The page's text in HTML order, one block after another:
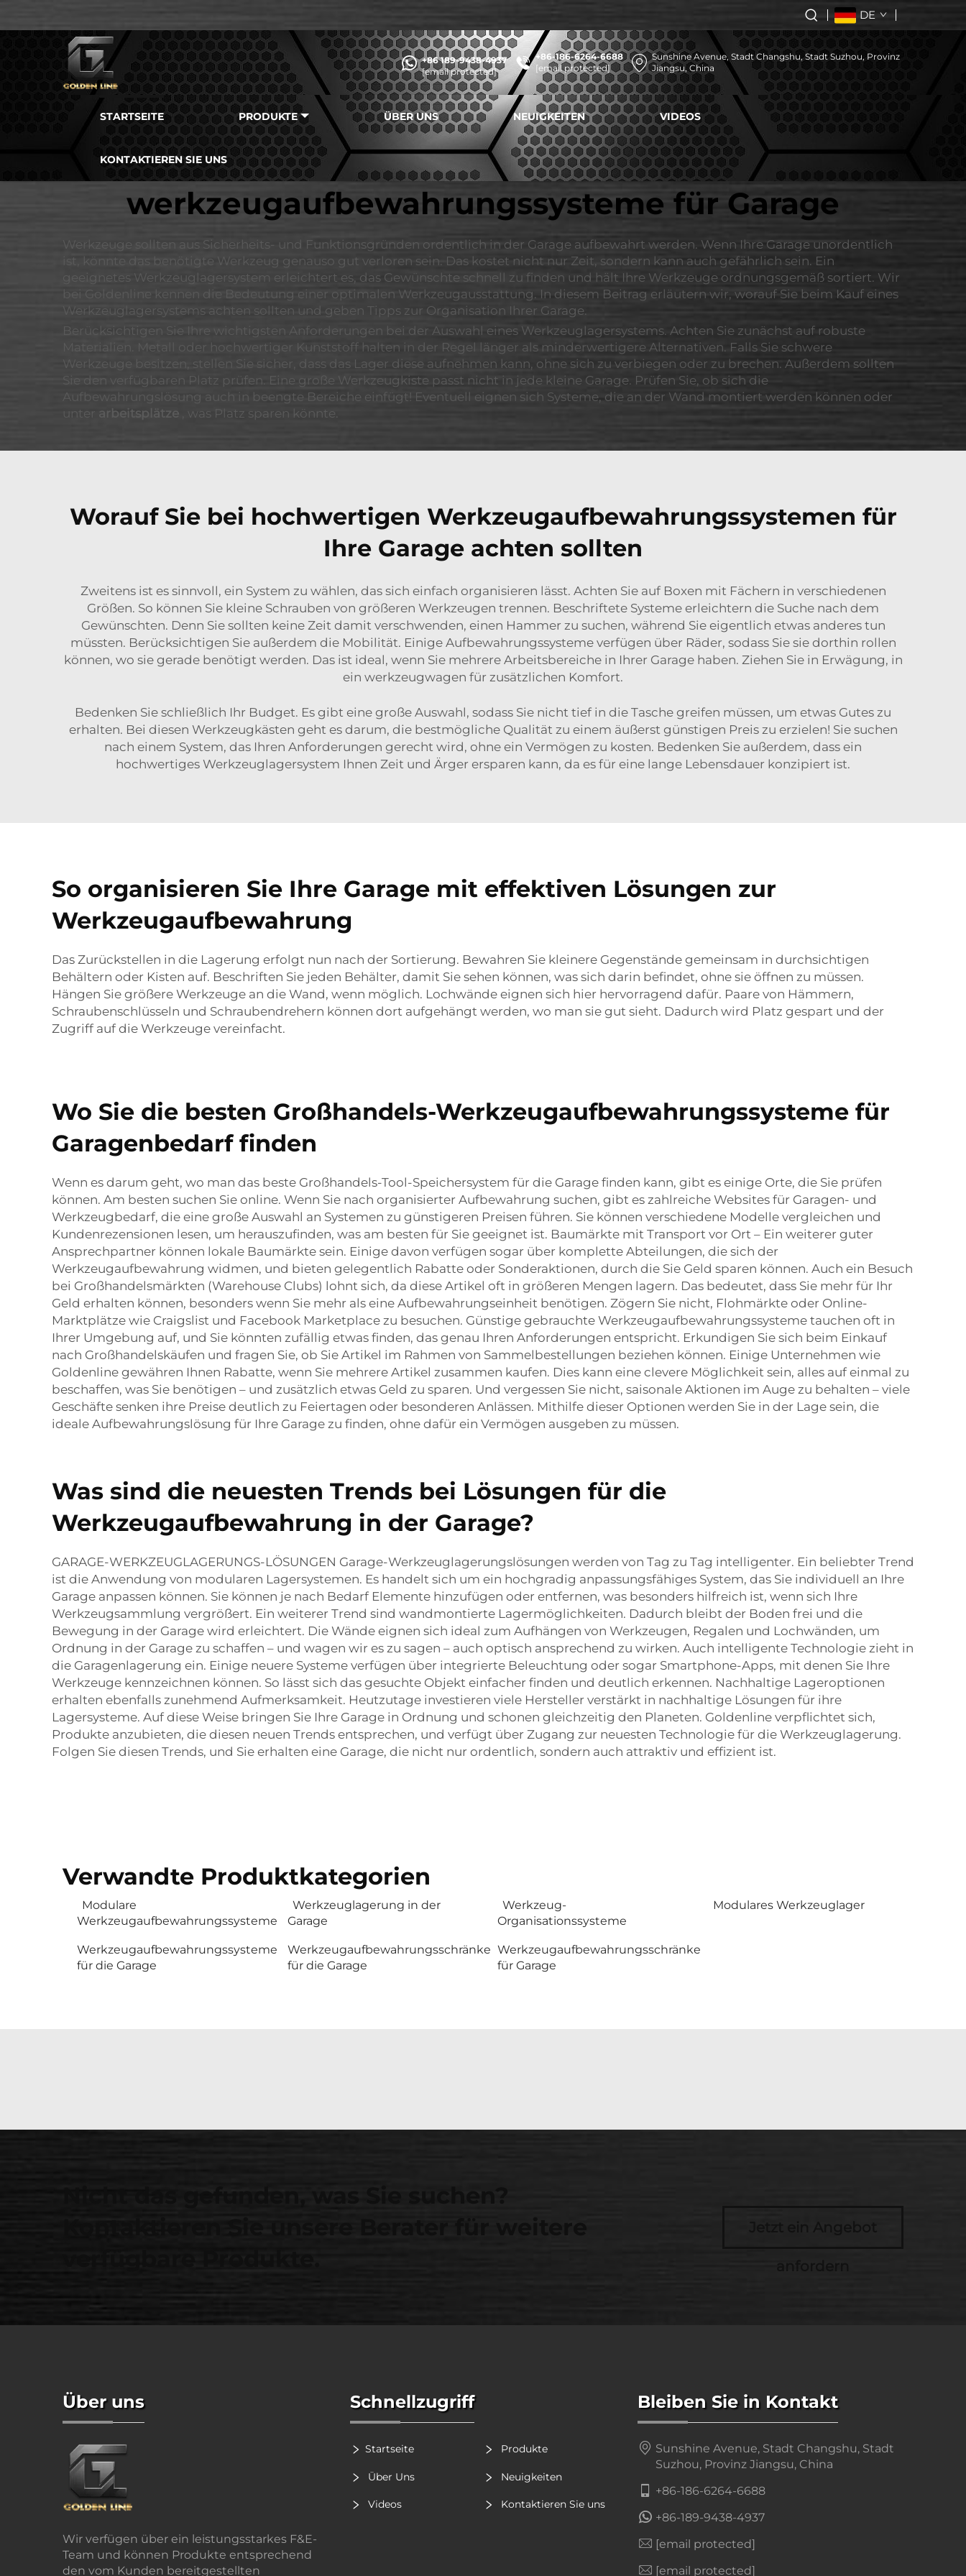
DE
+86 189-9438-4937
[email protected]
+86-186-6264-6688
[email protected]
Sunshine Avenue, Stadt Changshu, Stadt Suzhou, Provinz
Jiangsu, China
STARTSEITE PRODUKTE ÜBER UNS NEUIGKEITEN VIDEOS
KONTAKTIEREN SIE UNS
werkzeugaufbewahrungssysteme für Garage
Werkzeuge sollten aus Sicherheits- und Funktionsgründen ordentlich in der Garage aufbewahrt werden. Wenn Ihre Garage unordentlich
ist, könnte das benötigte Werkzeug genauso gut verloren sein. Das kostet nicht nur Zeit, sondern kann auch gefährlich sein. Ein
geeignetes Werkzeuglagersystem erleichtert es, das Gewünschte schnell zu finden und hält Ihre Werkzeuge ordnungsgemäß sortiert. Wir
bei Goldenline kennen die Bedeutung einer optimalen Werkzeugausstattung. In diesem Beitrag erläutern wir, worauf Sie beim Kauf eines
Werkzeuglagersystems achten sollten und geben Tipps zur Organisation Ihrer Garage.
Berücksichtigen Sie Ihre wichtigsten Anforderungen bei der Auswahl eines Werkzeuglagersystems. Achten Sie zunächst auf robuste
Materialien. Metall oder hochwertiger Kunststoff halten in der Regel länger als minderwertigere Alternativen. Falls Sie schwere
Werkzeuge besitzen, stellen Sie sicher, dass das Lager diese aufnehmen kann, ohne sich zu verbiegen oder zu brechen. Außerdem sollten
Sie den verfügbaren Platz prüfen. Eine große Werkzeugkiste passt nicht in jede kleine Garage. Prüfen Sie, ob sich die
Aufbewahrungslösung auch in beengte Bereiche einfügt! Eventuell eignen sich Systeme, die an der Wand montiert werden können oder
unter arbeitsplätze , was Platz sparen könnte.
Worauf Sie bei hochwertigen Werkzeugaufbewahrungssystemen für
Ihre Garage achten sollten
Zweitens ist es sinnvoll, ein System zu wählen, das sich einfach organisieren lässt. Achten Sie auf Boxen mit Fächern in verschiedenen
Größen. So können Sie kleine Schrauben von größeren Werkzeugen trennen. Beschriftete Systeme erleichtern die Suche nach dem
Gewünschten. Denn Sie sollten keine Zeit damit verschwenden, einen Hammer zu suchen, während Sie eigentlich etwas anderes tun
müssten. Berücksichtigen Sie außerdem die Mobilität. Einige Aufbewahrungssysteme verfügen über Räder, sodass Sie sie dorthin rollen
können, wo sie gerade benötigt werden. Das ist ideal, wenn Sie mehrere Arbeitsbereiche in Ihrer Garage haben. Ziehen Sie in Erwägung, in
ein werkzeugwagen für zusätzlichen Komfort.
Bedenken Sie schließlich Ihr Budget. Es gibt eine große Auswahl, sodass Sie nicht tief in die Tasche greifen müssen, um etwas Gutes zu
erhalten. Bei diesen Werkzeugkästen geht es darum, die bestmögliche Qualität zu einem äußerst günstigen Preis zu erzielen! Sie suchen
nach einem System, das Ihren Anforderungen gerecht wird, ohne ein Vermögen zu kosten. Bedenken Sie außerdem, dass ein
hochwertiges Werkzeuglagersystem Ihnen Zeit und Ärger ersparen kann, da es für eine lange Lebensdauer konzipiert ist.
So organisieren Sie Ihre Garage mit effektiven Lösungen zur
Werkzeugaufbewahrung
Das Zurückstellen in die Lagerung erfolgt nun nach der Sortierung. Bewahren Sie kleinere Gegenstände gemeinsam in durchsichtigen
Behältern oder Kisten auf. Beschriften Sie jeden Behälter, damit Sie sehen können, was sich darin befindet, ohne sie öffnen zu müssen.
Hängen Sie größere Werkzeuge an die Wand, wenn möglich. Lochwände eignen sich hier hervorragend dafür. Paare von Hämmern,
Schraubenschlüsseln und Schraubendrehern können dort aufgehängt werden, wo man sie gut sieht. Dadurch wird Platz gespart und der
Zugriff auf die Werkzeuge vereinfacht.
Wo Sie die besten Großhandels-Werkzeugaufbewahrungssysteme für
Garagenbedarf finden
Wenn es darum geht, wo man das beste Großhandels-Tool-Speichersystem für die Garage finden kann, gibt es einige Orte, die Sie prüfen
können. Am besten suchen Sie online. Wenn Sie nach organisierter Aufbewahrung suchen, gibt es zahlreiche Websites für Garagen- und
Werkzeugbedarf, die eine große Auswahl an Systemen zu günstigeren Preisen führen. Sie können verschiedene Modelle vergleichen und
Kundenrezensionen lesen, um herauszufinden, was am besten für Sie geeignet ist. Baumärkte mit Transport vor Ort – Ein weiterer guter
Ansprechpartner können lokale Baumärkte sein. Einige davon verfügen sogar über komplette Abteilungen, die sich der
Werkzeugaufbewahrung widmen, und bieten gelegentlich Rabatte oder Sonderaktionen, durch die Sie Geld sparen können. Auch ein Besuch
bei Großhandelsmärkten (Warehouse Clubs) lohnt sich, da diese Artikel oft in größeren Mengen lagern. Das bedeutet, dass Sie mehr für Ihr
Geld erhalten können, besonders wenn Sie mehr als eine Aufbewahrungseinheit benötigen. Zögern Sie nicht, Flohmärkte oder Online-
Marktplätze wie Craigslist und Facebook Marketplace zu besuchen. Günstige gebrauchte Werkzeugaufbewahrungssysteme tauchen oft in
Ihrer Umgebung auf, und Sie könnten zufällig etwas finden, das genau Ihren Anforderungen entspricht. Erkundigen Sie sich beim Einkauf
nach Großhandelskäufen und fragen Sie, ob Sie Artikel im Rahmen von Sammelbestellungen beziehen können. Einige Unternehmen wie
Goldenline gewähren Ihnen Rabatte, wenn Sie mehrere Artikel zusammen kaufen. Dies kann eine clevere Möglichkeit sein, alles auf einmal zu
beschaffen, was Sie benötigen – und zusätzlich etwas Geld zu sparen. Und vergessen Sie nicht, saisonale Aktionen im Auge zu behalten – viele
Geschäfte senken ihre Preise deutlich zu Feiertagen oder besonderen Anlässen. Mithilfe dieser Optionen werden Sie in der Lage sein, die
ideale Aufbewahrungslösung für Ihre Garage zu finden, ohne dafür ein Vermögen ausgeben zu müssen.
Was sind die neuesten Trends bei Lösungen für die
Werkzeugaufbewahrung in der Garage?
GARAGE-WERKZEUGLAGERUNGS-LÖSUNGEN Garage-Werkzeuglagerungslösungen werden von Tag zu Tag intelligenter. Ein beliebter Trend
ist die Anwendung von modularen Lagersystemen. Es handelt sich um ein hochgradig anpassungsfähiges System, das Sie individuell an Ihre
Garage anpassen können. Sie können je nach Bedarf Elemente hinzufügen oder entfernen, was besonders hilfreich ist, wenn sich Ihre
Werkzeugsammlung vergrößert. Ein weiterer Trend sind wandmontierte Lagermöglichkeiten. Dadurch bleibt der Boden frei und die
Bewegung in der Garage wird erleichtert. Die Wände eignen sich ideal zum Aufhängen von Werkzeugen, Regalen und Lochwänden, um
Ordnung in der Garage zu schaffen – und wagen wir es zu sagen – auch optisch ansprechend zu wirken. Auch intelligente Technologie zieht in
die Garagenlagerung ein. Einige neuere Systeme verfügen über integrierte Beleuchtung oder sogar Smartphone-Apps, mit denen Sie Ihre
Werkzeuge kennzeichnen können. So lässt sich das gesuchte Objekt einfacher finden und deutlich erkennen. Nachhaltige Lageroptionen
erhalten ebenfalls zunehmend Aufmerksamkeit. Heutzutage investieren viele Hersteller verstärkt in nachhaltige Lösungen für ihre
Lagersysteme. Auf diese Weise bringen Sie Ihre Garage in Ordnung und schonen gleichzeitig den Planeten. Goldenline verpflichtet sich,
Produkte anzubieten, die diesen neuen Trends entsprechen, und verfügt über Zugang zur neuesten Technologie für die Werkzeuglagerung.
Folgen Sie diesen Trends, und Sie erhalten eine Garage, die nicht nur ordentlich, sondern auch attraktiv und effizient ist.
Verwandte Produktkategorien
Modulare
Werkzeugaufbewahrungssysteme
Werkzeuglagerung in der
Garage
Werkzeug-
Organisationssysteme
Modulares Werkzeuglager
Werkzeugaufbewahrungssysteme
für die Garage
Werkzeugaufbewahrungsschränke
für die Garage
Werkzeugaufbewahrungsschränke
für Garage
Über uns
Wir verfügen über ein leistungsstarkes F&E-
Team und können Produkte entsprechend
den vom Kunden bereitgestellten
Schnellzugriff
Startseite Produkte
Über Uns Neuigkeiten
Videos Kontaktieren Sie uns
Bleiben Sie in Kontakt
Sunshine Avenue, Stadt Changshu, Stadt
Suzhou, Provinz Jiangsu, China
+86-186-6264-6688
+86-189-9438-4937
[email protected]
[email protected]